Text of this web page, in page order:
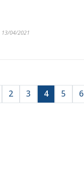
13/04/2021
2 3 4 5 6